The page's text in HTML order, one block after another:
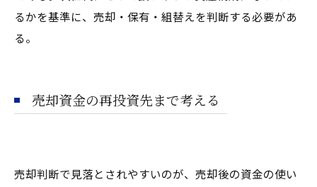
るかを基準に、売却・保有・組替えを判断する必要があ
る。
売却資金の再投資先まで考える
売却判断で見落とされやすいのが、売却後の資金の使い